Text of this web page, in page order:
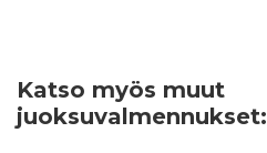
Katso myös muut
juoksuvalmennukset: